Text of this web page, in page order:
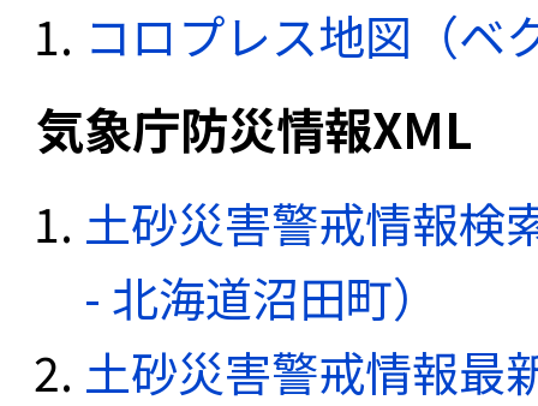
コロプレス地図（ベ
気象庁防災情報XML
土砂災害警戒情報検
- 北海道沼田町）
土砂災害警戒情報最